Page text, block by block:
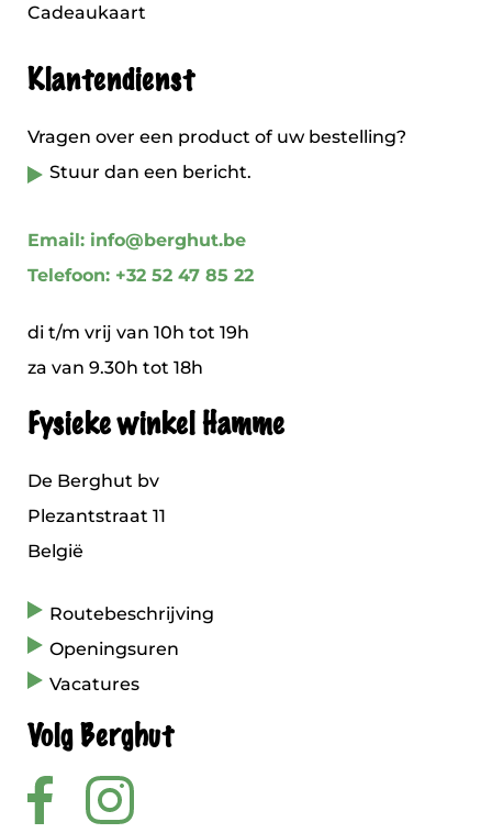
Cadeaukaart
Klantendienst
Vragen over een product of uw bestelling?
Stuur dan een bericht.
Email: info@berghut.be
Telefoon: +32 52 47 85 22
di t/m vrij van 10h tot 19h
za van 9.30h tot 18h
Fysieke winkel Hamme
De Berghut bv
Plezantstraat 11
België
Routebeschrijving
Openingsuren
Vacatures
Volg Berghut